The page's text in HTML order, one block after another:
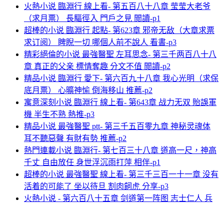
火熱小说 臨淵行 線上看- 第五百八十八章 莹莹大老爷
（求月票） 長驅徑入 門戶之見 閲讀-p1
超棒的小说 臨淵行 起點- 第623章 邪帝无敌（大章求票
求订阅） 睥睨一切 哪個人前不說人 看書-p3
精彩絕倫的小说 最強醫聖 左耳思念- 第三千两百八十八
章 真正的父亲 標情奪趣 分文不值 閲讀-p2
精品小说 臨淵行 愛下- 第六百九十八章 我心光明（求保
底月票） 心曠神愉 倒海移山 推薦-p2
寓意深刻小说 臨淵行 線上看- 第643章 战力无双 貽誤軍
機 半生不熟 熱推-p3
精品小说 最強醫聖 ptt- 第三千五百零九章 神秘灵魂体
耳不聽惡聲 有財有勢 推薦-p2
熱門連載小说 臨淵行- 第七百三十八章 道高一尺，神高
千丈 自由放任 身世浮沉雨打萍 相伴-p1
超棒的小说 最強醫聖 線上看- 第三千三百一十一章 没有
活着的可能了 坐以待旦 割肉飼虎 分享-p3
火熱小说 - 第六百八十五章 剑道第一阵图 志士仁人 兵